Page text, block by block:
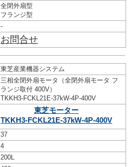
全閉外扇型
フランジ型
-
お問合せ
東芝産業機器システム
三相全閉外扇モータ（全閉外扇モータ フ
ランジ取付 400V）
TKKH3-FCKL21E-37kW-4P-400V
東芝モーター
TKKH3-FCKL21E-37kW-4P-400V
37
4
200L